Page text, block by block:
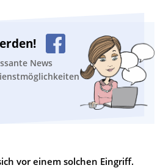
News
vor einem solchen Eingriff.